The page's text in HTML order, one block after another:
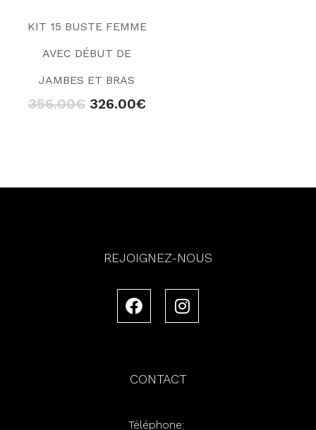
KIT 15 BUSTE FEMME
AVEC DÉBUT DE
JAMBES ET BRAS
356.00€ 326.00€
REJOIGNEZ-NOUS
CONTACT
Téléphone: